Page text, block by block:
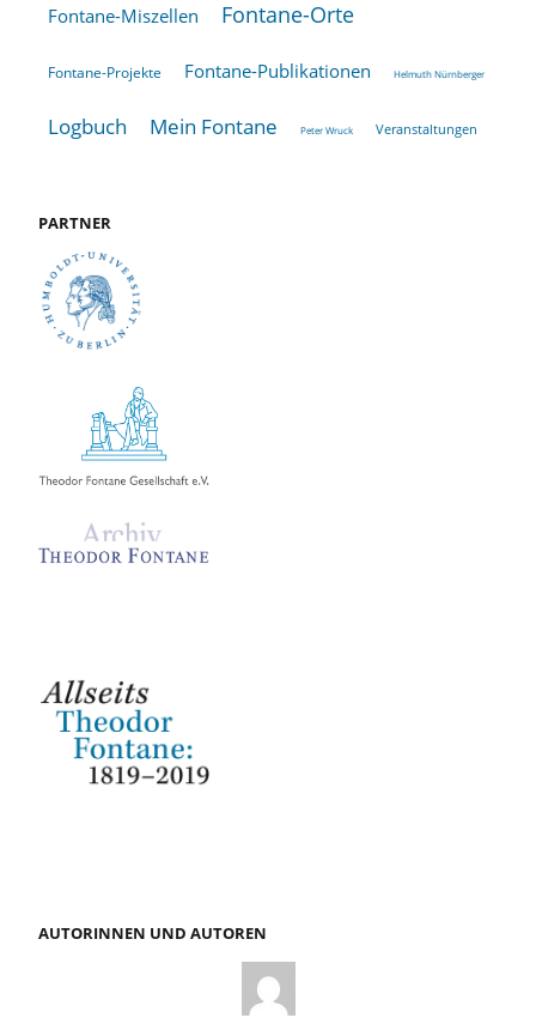
Fontane-Miszellen Fontane-Orte
Fontane-Projekte Fontane-Publikationen Helmuth Nürnberger
Logbuch Mein Fontane Peter Wruck Veranstaltungen
PARTNER
AUTORINNEN UND AUTOREN